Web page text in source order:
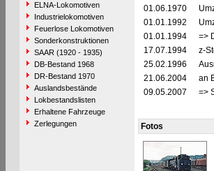
ELNA-Lokomotiven
Industrielokomotiven
Feuerlose Lokomotiven
Sonderkonstruktionen
SAAR (1920 - 1935)
DB-Bestand 1968
DR-Bestand 1970
Auslandsbestände
Lokbestandslisten
Erhaltene Fahrzeuge
Zerlegungen
01.06.1970
01.01.1992
01.01.1994
=>
17.07.1994
z-
25.02.1996
21.06.2004
an
09.05.2007
=>
Fotos